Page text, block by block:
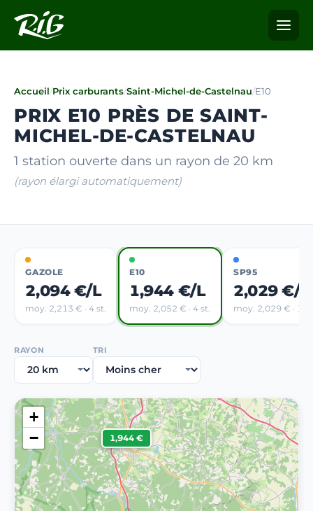
Accueil/Prix carburants/Saint-Michel-de-Castelnau/E10
PRIX E10 PRÈS DE SAINT-
MICHEL-DE-CASTELNAU
1 station ouverte dans un rayon de 20 km
(rayon élargi automatiquement)
GAZOLE
2,094 €/L
moy. 2,213 € · 4 st.
E10
1,944 €/L
moy. 2,052 € · 4 st.
SP95
2,029 €/L
moy. 2,029 € · 1
RAYON TRI
1,944 €
+
−